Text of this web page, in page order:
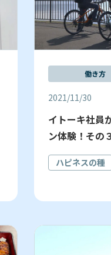
働き方
2021/11/30
イトーキ社員
ン体験！その
ハピネスの種